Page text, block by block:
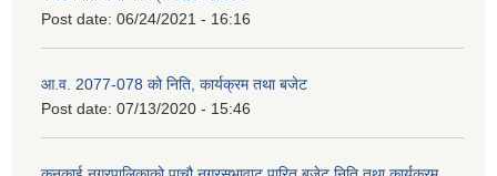
Post date: 06/24/2021 - 16:16
आ.व. 2077-078 को निति, कार्यक्रम तथा बजेट
Post date: 07/13/2020 - 15:46